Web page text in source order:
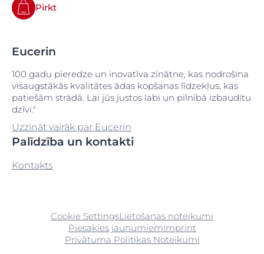
Pirkt
Eucerin
100 gadu pieredze un inovatīva zinātne, kas nodrošina
visaugstākās kvalitātes ādas kopšanas līdzekļus, kas
patiešām strādā. Lai jūs justos labi un pilnībā izbaudītu
dzīvi."
Uzzināt vairāk par Eucerin
Palīdzība un kontakti
Kontakts
Cookie SettingsLietošanas noteikumi
Piesakies jaunumiemImprint
Privātuma Politikas Noteikumi